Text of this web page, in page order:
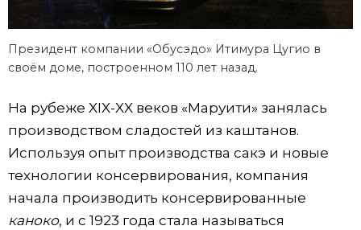
Президент компании «Обусэдо» Итимура Цугио в
своём доме, построенном 110 лет назад.
На рубеже XIX-XX веков «Маруити» занялась
производством сладостей из каштанов.
Используя опыт производства сакэ и новые
технологии консервирования, компания
начала производить консервированные
каноко, и с 1923 года стала называться